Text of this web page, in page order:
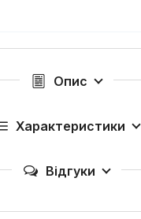
Опис
Характеристики
Відгуки